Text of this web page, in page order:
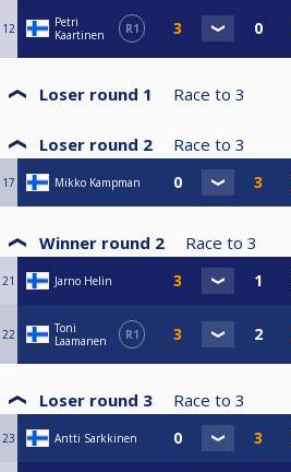
12
Petri
Kaartinen
R1
Loser round 1 Race to 3
Loser round 2 Race to 3
17 Mikko Kampman
Winner round 2 Race to 3
21 Jarno Helin
22
Toni
Laamanen
R1
Loser round 3 Race to 3
23 Antti Sarkkinen